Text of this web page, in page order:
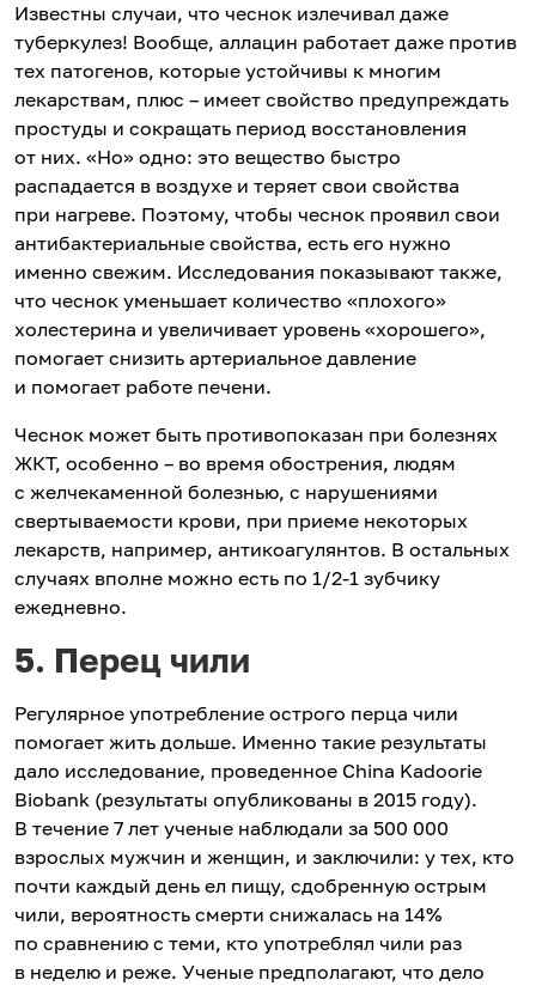
Известны случаи, что чеснок излечивал даже
туберкулез! Вообще, аллацин работает даже против
тех патогенов, которые устойчивы к многим
лекарствам, плюс – имеет свойство предупреждать
простуды и сокращать период восстановления
от них. «Но» одно: это вещество быстро
распадается в воздухе и теряет свои свойства
при нагреве. Поэтому, чтобы чеснок проявил свои
антибактериальные свойства, есть его нужно
именно свежим. Исследования показывают также,
что чеснок уменьшает количество «плохого»
холестерина и увеличивает уровень «хорошего»,
помогает снизить артериальное давление
и помогает работе печени.
Чеснок может быть противопоказан при болезнях
ЖКТ, особенно – во время обострения, людям
с желчекаменной болезнью, с нарушениями
свертываемости крови, при приеме некоторых
лекарств, например, антикоагулянтов. В остальных
случаях вполне можно есть по 1/2-1 зубчику
ежедневно.
5. Перец чили
Регулярное употребление острого перца чили
помогает жить дольше. Именно такие результаты
дало исследование, проведенное China Kadoorie
Biobank (результаты опубликованы в 2015 году).
В течение 7 лет ученые наблюдали за 500 000
взрослых мужчин и женщин, и заключили: у тех, кто
почти каждый день ел пищу, сдобренную острым
чили, вероятность смерти снижалась на 14%
по сравнению с теми, кто употреблял чили раз
в неделю и реже. Ученые предполагают, что дело